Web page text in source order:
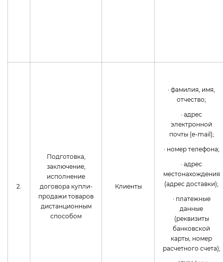
2.
Подготовка,
заключение,
исполнение
договора купли-
продажи товаров
дистанционным
способом
Клиенты
· фамилия, имя,
отчество;
· адрес
электронной
почты (e-mail);
· номер телефона;
· адрес
местонахождения
(адрес доставки);
· платежные
данные
(реквизиты
банковской
карты, номер
расчетного счета);